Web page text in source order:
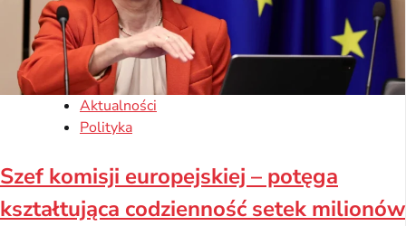
Aktualności
Polityka
Szef komisji europejskiej – potęga
kształtująca codzienność setek milionów